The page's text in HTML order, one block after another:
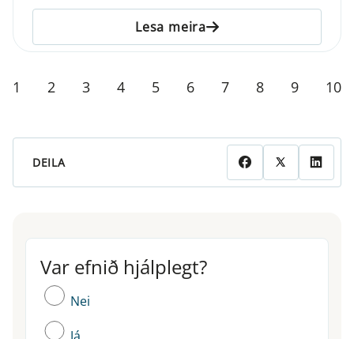
Lesa meira
1 2 3 4 5 6 7 8 9 10
DEILA
Var efnið hjálplegt?
Var efnið hjálplegt?
Nei